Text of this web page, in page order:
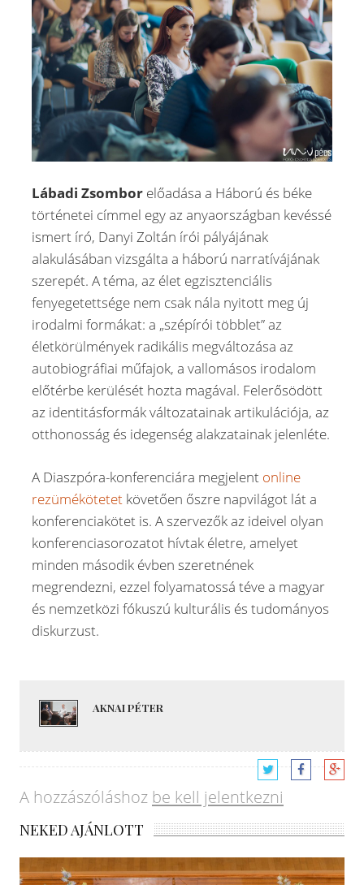
Lábadi Zsombor előadása a Háború és béke
történetei címmel egy az anyaországban kevéssé
ismert író, Danyi Zoltán írói pályájának
alakulásában vizsgálta a háború narratívájának
szerepét. A téma, az élet egzisztenciális
fenyegetettsége nem csak nála nyitott meg új
irodalmi formákat: a „szépírói többlet” az
életkörülmények radikális megváltozása az
autobiográfiai műfajok, a vallomásos irodalom
előtérbe kerülését hozta magával. Felerősödött
az identitásformák változatainak artikulációja, az
otthonosság és idegenség alakzatainak jelenléte.
A Diaszpóra-konferenciára megjelent online
rezümékötetet követően őszre napvilágot lát a
konferenciakötet is. A szervezők az ideivel olyan
konferenciasorozatot hívtak életre, amelyet
minden második évben szeretnének
megrendezni, ezzel folyamatossá téve a magyar
és nemzetközi fókuszú kulturális és tudományos
diskurzust.
AKNAI PÉTER
A hozzászóláshoz be kell jelentkezni
NEKED AJÁNLOTT